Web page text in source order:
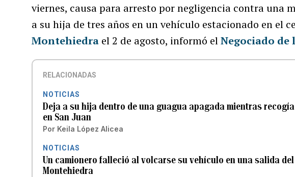
viernes, causa para arresto por negligencia contra una
a su hija de tres años en un vehículo estacionado en el
Montehiedra el 2 de agosto, informó elNegociado de
RELACIONADAS
NOTICIAS
Deja a su hija dentro de una guagua apagada mientras
en San Juan
Por Keila López Alicea
NOTICIAS
Un camionero falleció al volcarse su vehículo en una salida
Montehiedra